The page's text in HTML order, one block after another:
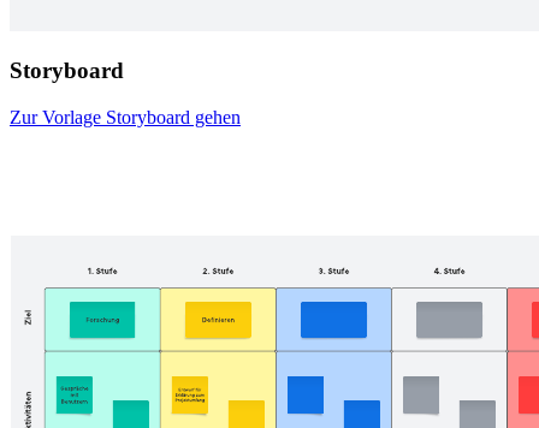
Storyboard
Zur Vorlage Storyboard gehen